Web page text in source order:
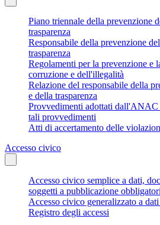
Piano triennale della prevenzione
trasparenza
Responsabile della prevenzione
trasparenza
Regolamenti per la prevenzione e
corruzione e dell'illegalità
Relazione del responsabile della
e della trasparenza
Provvedimenti adottati dall'ANAC
tali provvedimenti
Atti di accertamento delle
Accesso civico
Accesso civico semplice a dati,
soggetti a pubblicazione
Accesso civico generalizzato a
Registro degli accessi